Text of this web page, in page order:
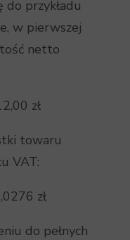
do przykładu
w pierwszej
netto
zł
towaru
VAT:
zł
do pełnych